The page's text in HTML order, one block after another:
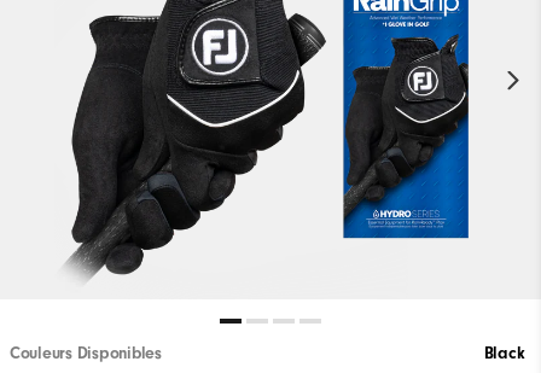
Couleurs Disponibles Black